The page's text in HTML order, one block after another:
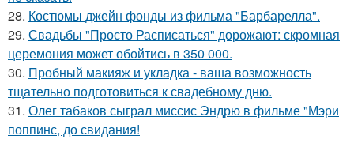
28. Костюмы джейн фонды из фильма "Барбарелла".
29. Свадьбы "Просто Расписаться" дорожают: скромная
церемония может обойтись в 350 000.
30. Пробный макияж и укладка - ваша возможность
тщательно подготовиться к свадебному дню.
31. Олег табаков сыграл миссис Эндрю в фильме "Мэри
поппинс, до свидания!